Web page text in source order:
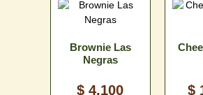
Brownie Las
Negras
$ 4.100 $